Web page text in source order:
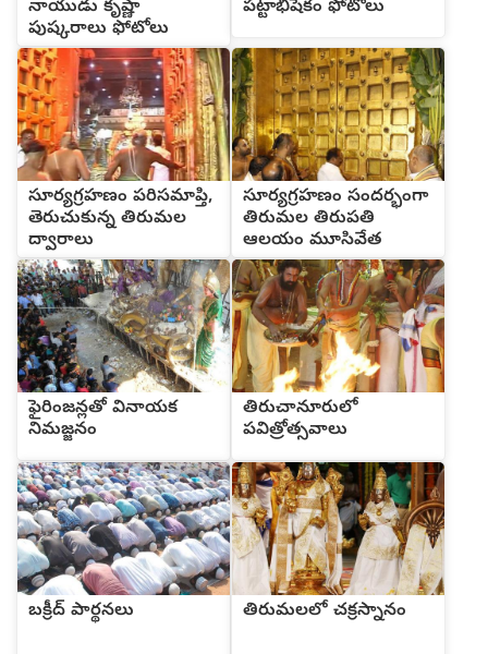
నాయుడు కృష్ణా
పుష్కరాలు ఫోటోలు
పట్టాభిషేకం ఫోటోలు
సూర్యగ్రహణం పరిసమాప్తి,
తెరుచుకున్న తిరుమల
ద్వారాలు
సూర్యగ్రహణం సందర్భంగా
తిరుమల తిరుపతి
ఆలయం మూసివేత
ఫైరింజన్లతో వినాయక
నిమజ్జనం
తిరుచానూరులో
పవిత్రోత్సవాలు
బక్రీద్ పార్థనలు తిరుమలలో చక్రస్నానం